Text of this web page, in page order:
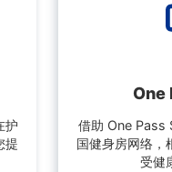
护
提
One
借助 One Pass
国健身房网络，
受健